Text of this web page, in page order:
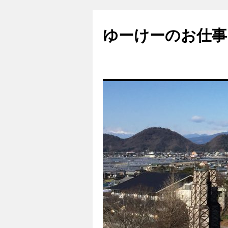
ゆーけーのお仕